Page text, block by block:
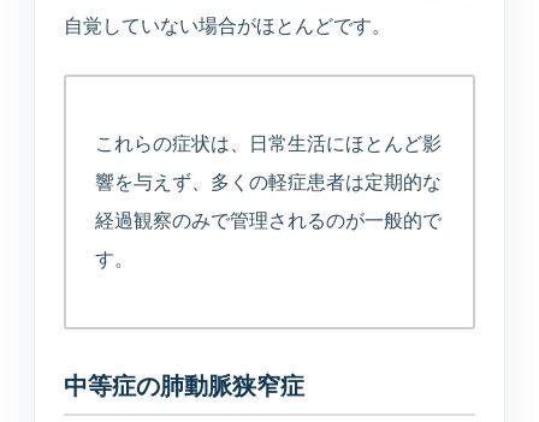
自覚していない場合がほとんどです。
これらの症状は、日常生活にほとんど影
響を与えず、多くの軽症患者は定期的な
経過観察のみで管理されるのが一般的で
す。
中等症の肺動脈狭窄症